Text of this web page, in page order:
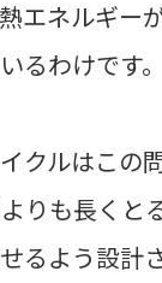
エネルギー
るわけです。
クルはこの
りも長くと
るよう設計